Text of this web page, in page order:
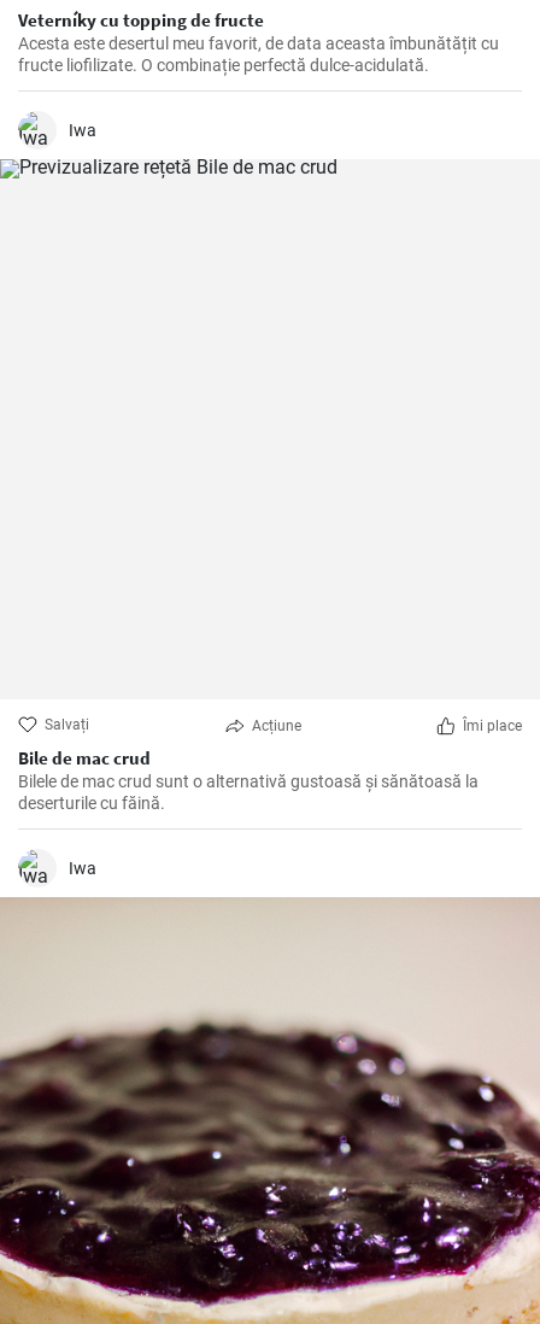
Veterníky cu topping de fructe
Acesta este desertul meu favorit, de data aceasta îmbunătățit cu
fructe liofilizate. O combinație perfectă dulce-acidulată.
Iwa
Salvați Acțiune Îmi place
Bile de mac crud
Bilele de mac crud sunt o alternativă gustoasă și sănătoasă la
deserturile cu făină.
Iwa